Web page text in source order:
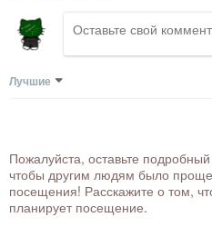
Лучшие
Пожалуйста, оставьте
чтобы другим людям было
посещения! Расскажите о том,
планирует посещение.